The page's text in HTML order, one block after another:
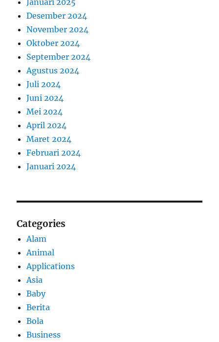
Januari 2025
Desember 2024
November 2024
Oktober 2024
September 2024
Agustus 2024
Juli 2024
Juni 2024
Mei 2024
April 2024
Maret 2024
Februari 2024
Januari 2024
Categories
Alam
Animal
Applications
Asia
Baby
Berita
Bola
Business